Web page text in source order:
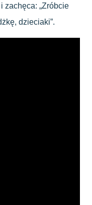
zachęca: „Zróbcie
dzieciaki”.